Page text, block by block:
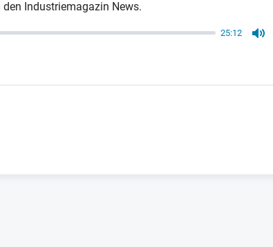
den Industriemagazin News.
25:12